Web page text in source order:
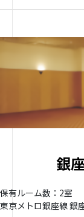
銀
保有ルーム数：2室
東京メトロ銀座線 銀